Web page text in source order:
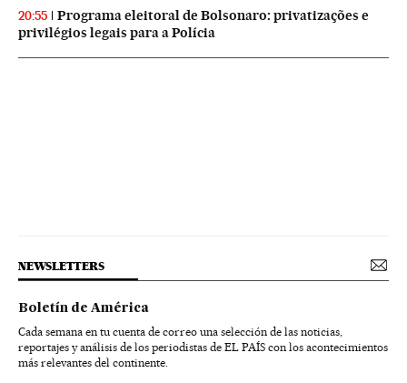
20:55
Programa eleitoral de Bolsonaro: privatizações e
privilégios legais para a Polícia
NEWSLETTERS
Boletín de América
Cada semana en tu cuenta de correo una selección de las noticias,
reportajes y análisis de los periodistas de EL PAÍS con los acontecimientos
más relevantes del continente.